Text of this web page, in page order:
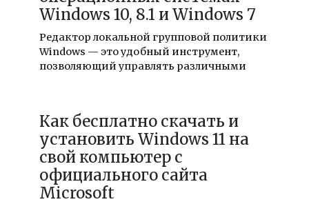
Windows 10, 8.1 и Windows 7
Редактор локальной групповой политики
Windows — это удобный инструмент,
позволяющий управлять различными
Как бесплатно скачать и
установить Windows 11 на
свой компьютер с
официального сайта
Microsoft